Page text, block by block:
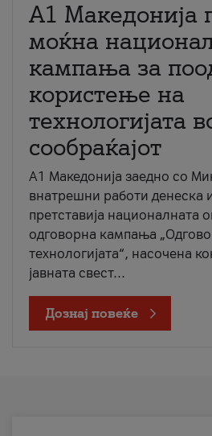
A1 Македонија
моќна
кампања за
користење на
технологијата
сообраќајот
A1 Македонија заедно со
внатрешни работи денеска
претставија националната
одговорна кампања
технологијата“, насочена
јавната свест...
Дознај повеќе